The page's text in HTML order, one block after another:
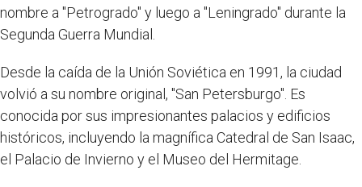
nombre a "Petrogrado" y luego a "Leningrado" durante la
Segunda Guerra Mundial.
Desde la caída de la Unión Soviética en 1991, la ciudad
volvió a su nombre original, "San Petersburgo". Es
conocida por sus impresionantes palacios y edificios
históricos, incluyendo la magnífica Catedral de San Isaac,
el Palacio de Invierno y el Museo del Hermitage.